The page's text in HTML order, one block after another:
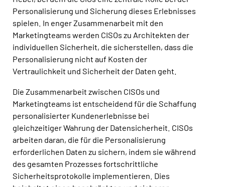
Personalisierung und Sicherung dieses Erlebnisses
spielen. In enger Zusammenarbeit mit den
Marketingteams werden CISOs zu Architekten der
individuellen Sicherheit, die sicherstellen, dass die
Personalisierung nicht auf Kosten der
Vertraulichkeit und Sicherheit der Daten geht.
Die Zusammenarbeit zwischen CISOs und
Marketingteams ist entscheidend für die Schaffung
personalisierter Kundenerlebnisse bei
gleichzeitiger Wahrung der Datensicherheit. CISOs
arbeiten daran, die für die Personalisierung
erforderlichen Daten zu sichern, indem sie während
des gesamten Prozesses fortschrittliche
Sicherheitsprotokolle implementieren. Dies